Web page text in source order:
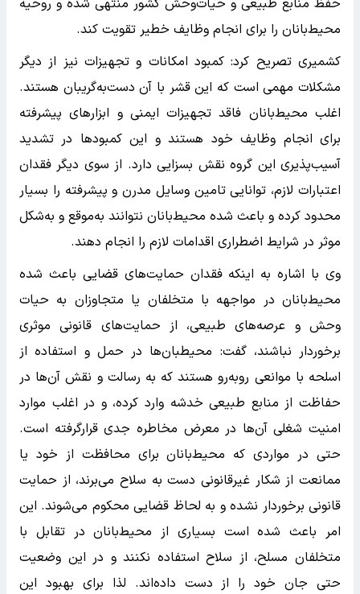
حفظ منابع طبیعی و حیات‌وحش کشور منتهی شده و روحیه
محیط‌بانان را برای انجام وظایف خطیر تقویت کند.
کشمیری تصریح کرد: کمبود امکانات و تجهیزات نیز از دیگر
مشکلات مهمی است که این قشر با آن دست‌به‌گریبان هستند.
اغلب محیط‌بانان فاقد تجهیزات ایمنی و ابزار‌های پیشرفته
برای انجام وظایف خود هستند و این کمبود‌ها در تشدید
آسیب‌پذیری این گروه نقش بسزایی دارد. از سوی دیگر فقدان
اعتبارات لازم، توانایی تامین وسایل مدرن و پیشرفته را بسیار
محدود کرده و باعث شده محیط‌بانان نتوانند به‌موقع و به‌شکل
موثر در شرایط اضطراری اقدامات لازم را انجام دهند.
وی با اشاره به اینکه فقدان حمایت‌های قضایی باعث شده
محیط‌بانان در مواجهه با متخلفان یا متجاوزان به حیات
وحش و عرصه‌های طبیعی، از حمایت‌های قانونی موثری
برخوردار نباشند، گفت: محیطبان‌ها در حمل و استفاده از
اسلحه با موانعی رو‌به‌رو هستند که به رسالت و نقش آن‌ها در
حفاظت از منابع طبیعی خدشه وارد کرده، و در اغلب موارد
امنیت شغلی آن‌ها در معرض مخاطره جدی قرار‌گرفته است.
حتی در مواردی که محیط‌بانان برای محافظت از خود یا
ممانعت از شکار غیرقانونی دست به سلاح می‌برند، از حمایت
قانونی برخوردار نشده و به لحاظ قضایی محکوم می‌شوند. این
امر باعث شده است بسیاری از محیط‌بانان در تقابل با
متخلفان مسلح، از سلاح استفاده نکنند و در این وضعیت
حتی جان خود را از دست داده‌اند. لذا برای بهبود این